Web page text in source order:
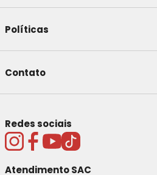
Políticas
Contato
Redes sociais
Atendimento SAC